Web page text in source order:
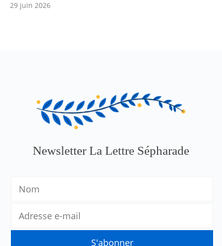
29 juin 2026
Newsletter La Lettre Sépharade